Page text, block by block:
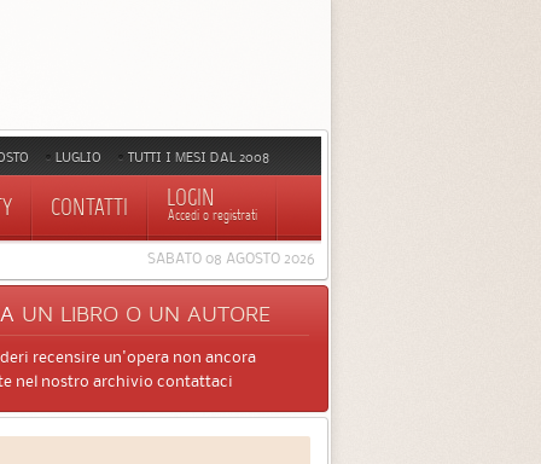
LUGLIO TUTTI I MESI DAL 2008
CONTATTI LOGIN
Accedi o registrati
SABATO 08 AGOSTO 2026
UN LIBRO O UN AUTORE
recensire un'opera non ancora
nel nostro archivio contattaci